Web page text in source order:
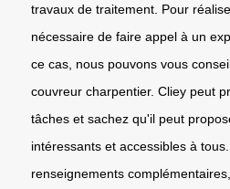
travaux de traitement. Pour
nécessaire de faire appel à un
ce cas, nous pouvons vous
couvreur charpentier. Cliey peut
tâches et sachez qu'il peut
intéressants et accessibles à
renseignements